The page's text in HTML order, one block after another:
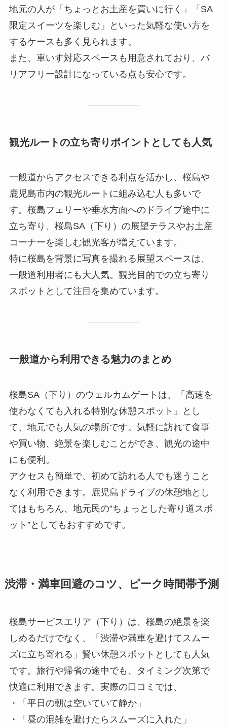
地元の人が「ちょっとお土産を買いに行く」「SA
限定スイーツを楽しむ」といった気軽な使い方を
するケースも多く見られます。
また、車いす対応スペースも用意されており、バ
リアフリー設計になっている点も安心です。
観光ルートの立ち寄りポイントとしても人気
一般道からアクセスできる利点を活かし、桜島や
鹿児島市内の観光ルートに組み込む人も多いで
す。桜島フェリーや垂水方面へのドライブ途中に
立ち寄り、桜島SA（下り）の展望テラスやお土産
コーナーを楽しむ観光客が増えています。
特に桜島を背景に写真を撮れる展望スペースは、
一般道利用者にも大人気。観光目的での立ち寄り
スポットとして注目を集めています。
一般道から利用できる魅力のまとめ
桜島SA（下り）のウェルカムゲートは、「高速を
使わなくても入れる特別な休憩スポット」とし
て、地元でも人気の場所です。気軽に訪れて食事
や買い物、絶景を楽しむことができ、観光の途中
にも便利。
アクセスも簡単で、初めて訪れる人でも迷うこと
なく利用できます。鹿児島ドライブの休憩地とし
てはもちろん、地元民の“ちょっとした寄り道スポ
ット”としてもおすすめです。
渋滞・満車回避のコツ、ピーク時間帯予測
桜島サービスエリア（下り）は、桜島の絶景を楽
しめるだけでなく、「渋滞や満車を避けてスムー
ズに立ち寄れる」賢い休憩スポットとしても人気
です。旅行や帰省の途中でも、タイミング次第で
快適に利用できます。実際の口コミでは、
・「平日の朝は空いていて静か」
・「昼の混雑を避けたらスムーズに入れた」